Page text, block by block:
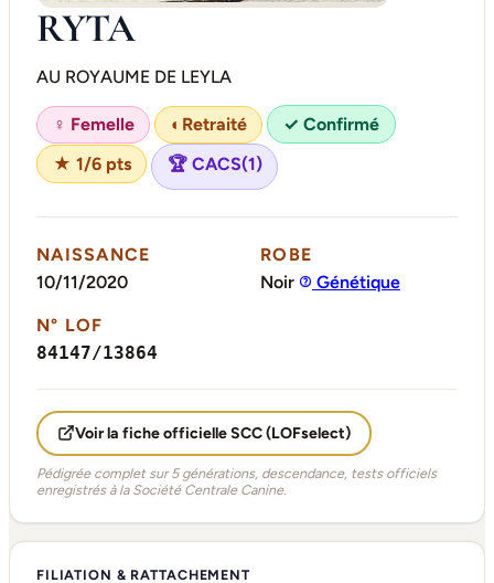
RYTA
AU ROYAUME DE LEYLA
♀ Femelle ◐ Retraité
✓ Confirmé
★ 1/6 pts
🏆 CACS(1)
NAISSANCE
10/11/2020
ROBE
Noir
Génétique
N° LOF
84147/13864
Voir la fiche officielle SCC (LOFselect)
Pédigrée complet sur 5 générations, descendance, tests officiels
enregistrés à la Société Centrale Canine.
FILIATION & RATTACHEMENT